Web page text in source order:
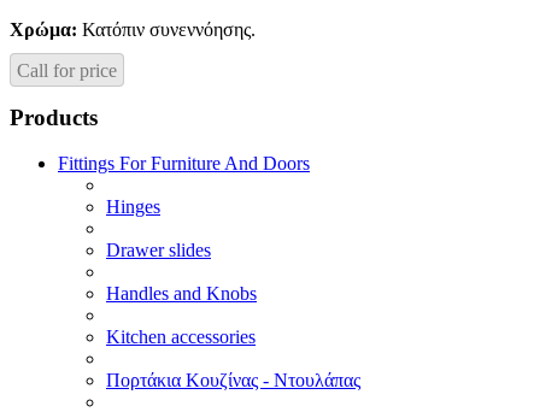
Χρώμα: Κατόπιν συνεννόησης.
Call for price
Products
Fittings For Furniture And Doors
Hinges
Drawer slides
Handles and Knobs
Kitchen accessories
Πορτάκια Κουζίνας - Ντουλάπας